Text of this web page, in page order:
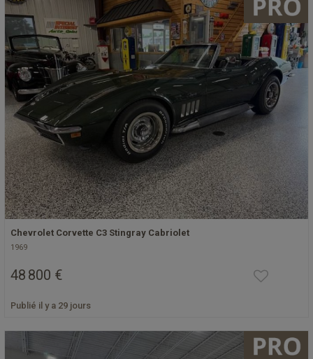
Chevrolet Corvette C3 Stingray Cabriolet
1969
48 800 €
Publié il y a 29 jours